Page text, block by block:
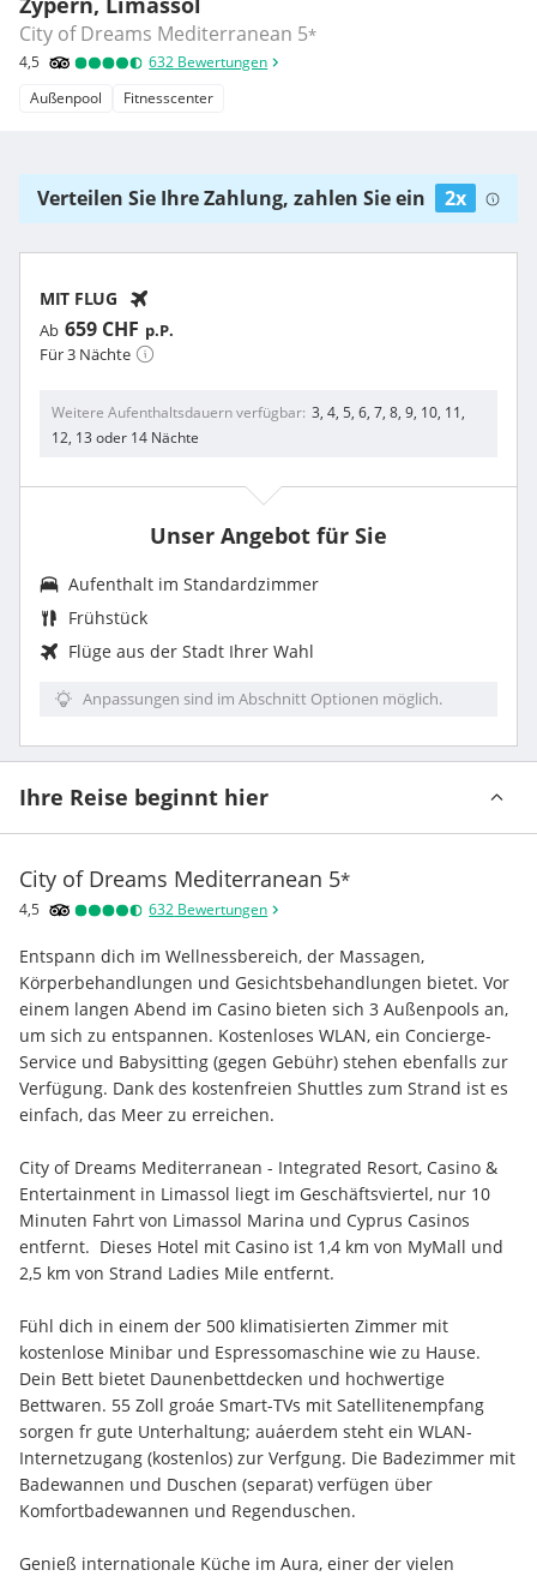
City of Dreams Mediterranean 5*
4,5 632 Bewertungen
Außenpool
Fitnesscenter
Verteilen Sie Ihre Zahlung, zahlen Sie ein 2x
MIT FLUG
Ab 659 CHF p.P.
Für 3 Nächte
Weitere Aufenthaltsdauern verfügbar 3, 4, 5, 6, 7, 8, 9, 10, 11,
12, 13 oder 14 Nächte
Unser Angebot für Sie
Aufenthalt im Standardzimmer
Frühstück
Flüge aus der Stadt Ihrer Wahl
Anpassungen sind im Abschnitt Optionen möglich.
Ihre Reise beginnt hier
City of Dreams Mediterranean 5*
4,5 632 Bewertungen
Entspann dich im Wellnessbereich, der Massagen,
Körperbehandlungen und Gesichtsbehandlungen bietet. Vor
einem langen Abend im Casino bieten sich 3 Außenpools an,
um sich zu entspannen. Kostenloses WLAN, ein Concierge-
Service und Babysitting (gegen Gebühr) stehen ebenfalls zur
Verfügung. Dank des kostenfreien Shuttles zum Strand ist es
einfach, das Meer zu erreichen.
City of Dreams Mediterranean - Integrated Resort, Casino &
Entertainment in Limassol liegt im Geschäftsviertel, nur 10
Minuten Fahrt von Limassol Marina und Cyprus Casinos
entfernt.  Dieses Hotel mit Casino ist 1,4 km von MyMall und
2,5 km von Strand Ladies Mile entfernt.
Fühl dich in einem der 500 klimatisierten Zimmer mit
kostenlose Minibar und Espressomaschine wie zu Hause.
Dein Bett bietet Daunenbettdecken und hochwertige
Bettwaren. 55 Zoll groáe Smart-TVs mit Satellitenempfang
sorgen fr gute Unterhaltung; auáerdem steht ein WLAN-
Internetzugang (kostenlos) zur Verfgung. Die Badezimmer mit
Badewannen und Duschen (separat) verfügen über
Komfortbadewannen und Regenduschen.
Genieß internationale Küche im Aura, einer der vielen